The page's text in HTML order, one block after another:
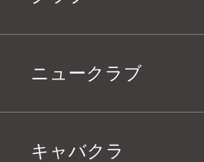
ニュークラブ
キャバクラ